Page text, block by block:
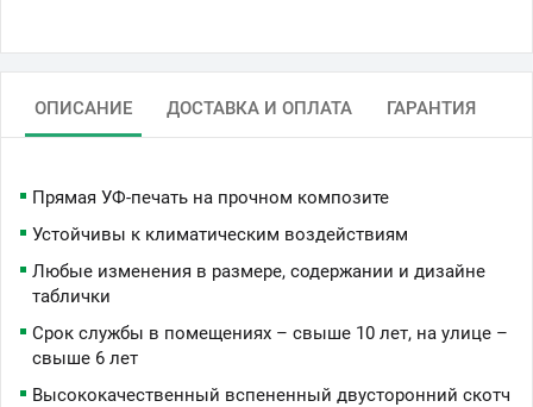
ОПИСАНИЕ ДОСТАВКА И ОПЛАТА ГАРАНТИЯ
Прямая УФ-печать на прочном композите
Устойчивы к климатическим воздействиям
Любые изменения в размере, содержании и дизайне
таблички
Срок службы в помещениях – свыше 10 лет, на улице –
свыше 6 лет
Высококачественный вспененный двусторонний скотч